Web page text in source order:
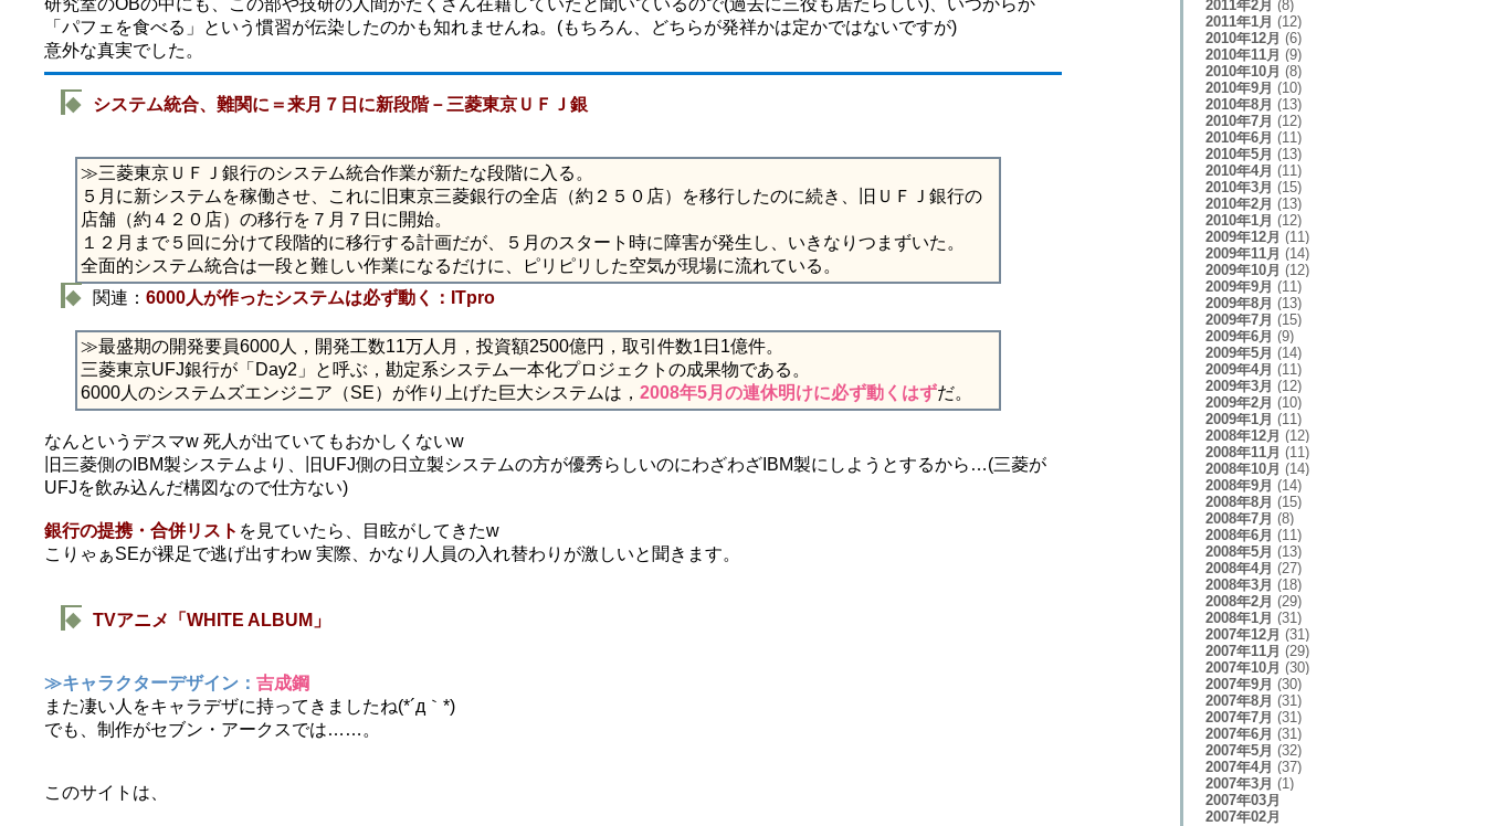
研究室のOBの中にも、この部や技研の人間がたくさん在籍していたと聞いているので(過去に三役も居たらしい)、いつからか
「パフェを食べる」という慣習が伝染したのかも知れませんね。(もちろん、どちらが発祥かは定かではないですが)
意外な真実でした。
◆ システム統合、難関に＝来月７日に新段階－三菱東京ＵＦＪ銀
≫三菱東京ＵＦＪ銀行のシステム統合作業が新たな段階に入る。
５月に新システムを稼働させ、これに旧東京三菱銀行の全店（約２５０店）を移行したのに続き、旧ＵＦＪ銀行の
店舗（約４２０店）の移行を７月７日に開始。
１２月まで５回に分けて段階的に移行する計画だが、５月のスタート時に障害が発生し、いきなりつまずいた。
全面的システム統合は一段と難しい作業になるだけに、ピリピリした空気が現場に流れている。
◆ 関連： 6000人が作ったシステムは必ず動く：ITpro
≫最盛期の開発要員6000人，開発工数11万人月，投資額2500億円，取引件数1日1億件。
三菱東京UFJ銀行が「Day2」と呼ぶ，勘定系システム一本化プロジェクトの成果物である。
6000人のシステムズエンジニア（SE）が作り上げた巨大システムは， 2008年5月の連休明けに必ず動くはずだ。
なんというデスマw 死人が出ていてもおかしくないw
旧三菱側のIBM製システムより、旧UFJ側の日立製システムの方が優秀らしいのにわざわざIBM製にしようとするから…(三菱が
UFJを飲み込んだ構図なので仕方ない)
銀行の提携・合併リスト を見ていたら、目眩がしてきたw
こりゃぁSEが裸足で逃げ出すわw 実際、かなり人員の入れ替わりが激しいと聞きます。
◆ TVアニメ「WHITE ALBUM」
≫キャラクターデザイン： 吉成鋼
また凄い人をキャラデザに持ってきましたね(*´д｀*)
でも、制作がセブン・アークスでは……。
このサイトは、
2011年2月 (8)
2011年1月 (12)
2010年12月 (6)
2010年11月 (9)
2010年10月 (8)
2010年9月 (10)
2010年8月 (13)
2010年7月 (12)
2010年6月 (11)
2010年5月 (13)
2010年4月 (11)
2010年3月 (15)
2010年2月 (13)
2010年1月 (12)
2009年12月 (11)
2009年11月 (14)
2009年10月 (12)
2009年9月 (11)
2009年8月 (13)
2009年7月 (15)
2009年6月 (9)
2009年5月 (14)
2009年4月 (11)
2009年3月 (12)
2009年2月 (10)
2009年1月 (11)
2008年12月 (12)
2008年11月 (11)
2008年10月 (14)
2008年9月 (14)
2008年8月 (15)
2008年7月 (8)
2008年6月 (11)
2008年5月 (13)
2008年4月 (27)
2008年3月 (18)
2008年2月 (29)
2008年1月 (31)
2007年12月 (31)
2007年11月 (29)
2007年10月 (30)
2007年9月 (30)
2007年8月 (31)
2007年7月 (31)
2007年6月 (31)
2007年5月 (32)
2007年4月 (37)
2007年3月 (1)
2007年03月
2007年02月